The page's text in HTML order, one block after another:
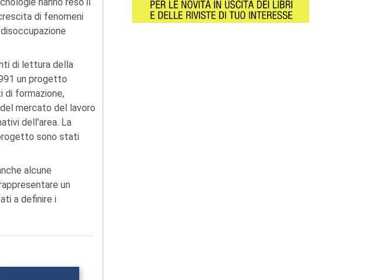
di fenomeni
di lettura della
un progetto
di formazione,
mercato del lavoro
dell'area. La
sono stati
alcune
un
a definire i